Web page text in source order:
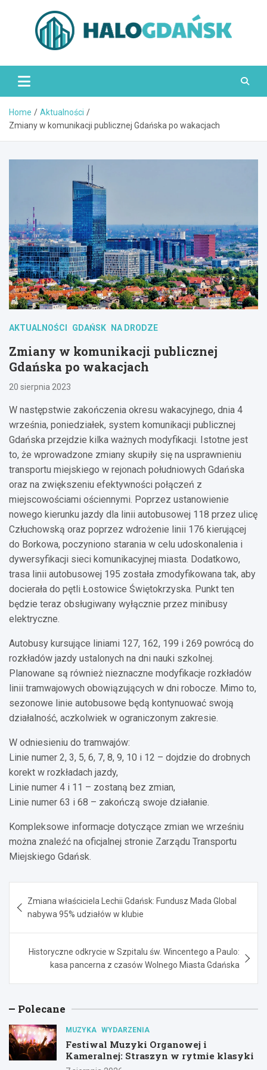
HaloGdańsk.pl
Home
Aktualności
Zmiany w komunikacji publicznej Gdańska po wakacjach
AKTUALNOŚCI GDAŃSK NA DRODZE
Zmiany w komunikacji publicznej
Gdańska po wakacjach
20 sierpnia 2023
W następstwie zakończenia okresu wakacyjnego, dnia 4
września, poniedziałek, system komunikacji publicznej
Gdańska przejdzie kilka ważnych modyfikacji. Istotne jest
to, że wprowadzone zmiany skupiły się na usprawnieniu
transportu miejskiego w rejonach południowych Gdańska
oraz na zwiększeniu efektywności połączeń z
miejscowościami ościennymi. Poprzez ustanowienie
nowego kierunku jazdy dla linii autobusowej 118 przez ulicę
Człuchowską oraz poprzez wdrożenie linii 176 kierującej
do Borkowa, poczyniono starania w celu udoskonalenia i
dywersyfikacji sieci komunikacyjnej miasta. Dodatkowo,
trasa linii autobusowej 195 została zmodyfikowana tak, aby
docierała do pętli Łostowice Świętokrzyska. Punkt ten
będzie teraz obsługiwany wyłącznie przez minibusy
elektryczne.
Autobusy kursujące liniami 127, 162, 199 i 269 powrócą do
rozkładów jazdy ustalonych na dni nauki szkolnej.
Planowane są również nieznaczne modyfikacje rozkładów
linii tramwajowych obowiązujących w dni robocze. Mimo to,
sezonowe linie autobusowe będą kontynuować swoją
działalność, aczkolwiek w ograniczonym zakresie.
W odniesieniu do tramwajów:
Linie numer 2, 3, 5, 6, 7, 8, 9, 10 i 12 – dojdzie do drobnych
korekt w rozkładach jazdy,
Linie numer 4 i 11 – zostaną bez zmian,
Linie numer 63 i 68 – zakończą swoje działanie.
Kompleksowe informacje dotyczące zmian we wrześniu
można znaleźć na oficjalnej stronie Zarządu Transportu
Miejskiego Gdańsk.
wpisu
Zmiana właściciela Lechii Gdańsk: Fundusz Mada Global
nabywa 95% udziałów w klubie
Historyczne odkrycie w Szpitalu św. Wincentego a Paulo:
kasa pancerna z czasów Wolnego Miasta Gdańska
Polecane
MUZYKA WYDARZENIA
Festiwal Muzyki Organowej i
Kameralnej: Straszyn w rytmie klasyki